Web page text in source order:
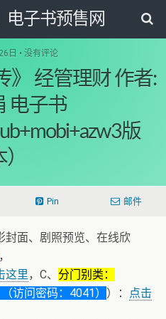
电子书预售网
日 • 没有评论
》 经管理财 作者:
电子书
版
Pin 邮件
封面、剧照预览、在线欣
，
这里，C、 分门别类：
访问密码：4041） ）：
点击